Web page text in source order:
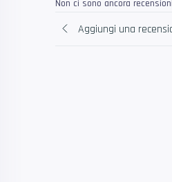
Non ci sono ancora
Aggiungi una